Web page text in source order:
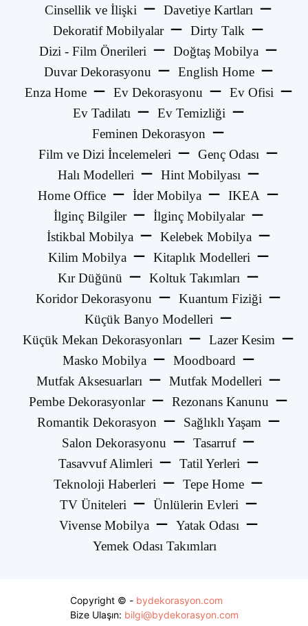
Cinsellik ve İlişki
Davetiye Kartları
Dekoratif Mobilyalar
Dirty Talk
Dizi - Film Önerileri
Doğtaş Mobilya
Duvar Dekorasyonu
English Home
Enza Home
Ev Dekorasyonu
Ev Ofisi
Ev Tadilatı
Ev Temizliği
Feminen Dekorasyon
Film ve Dizi İncelemeleri
Genç Odası
Halı Modelleri
Hint Mobilyası
Home Office
İder Mobilya
IKEA
İlginç Bilgiler
İlginç Mobilyalar
İstikbal Mobilya
Kelebek Mobilya
Kilim Mobilya
Kitaplık Modelleri
Kır Düğünü
Koltuk Takımları
Koridor Dekorasyonu
Kuantum Fiziği
Küçük Banyo Modelleri
Küçük Mekan Dekorasyonları
Lazer Kesim
Masko Mobilya
Moodboard
Mutfak Aksesuarları
Mutfak Modelleri
Pembe Dekorasyonlar
Rezonans Kanunu
Romantik Dekorasyon
Sağlıklı Yaşam
Salon Dekorasyonu
Tasarruf
Tasavvuf Alimleri
Tatil Yerleri
Teknoloji Haberleri
Tepe Home
TV Üniteleri
Ünlülerin Evleri
Vivense Mobilya
Yatak Odası
Yemek Odası Takımları
Copyright © - bydekorasyon.com
Bize Ulaşın: bilgi@bydekorasyon.com